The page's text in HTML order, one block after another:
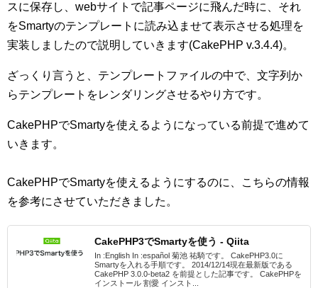
スに保存し、webサイトで記事ページに飛んだ時に、それ
をSmartyのテンプレートに読み込ませて表示させる処理を
実装しましたので説明していきます(CakePHP v.3.4.4)。
ざっくり言うと、テンプレートファイルの中で、文字列か
らテンプレートをレンダリングさせるやり方です。
CakePHPでSmartyを使えるようになっている前提で進めて
いきます。
CakePHPでSmartyを使えるようにするのに、こちらの情報
を参考にさせていただきました。
CakePHP3でSmartyを使う - Qiita
In :English In :español 菊池 祐騎です。 CakePHP3.0に
Smartyを入れる手順です。 2014/12/14現在最新版である
CakePHP 3.0.0-beta2 を前提とした記事です。 CakePHPを
インストール 割愛 インスト...